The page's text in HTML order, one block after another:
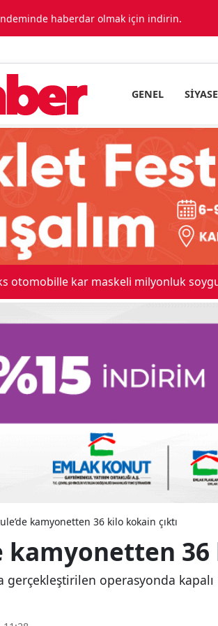
haberdar olmak için indirin.
GENEL
otomobille kar maskeli milyonluk
kamyonetten 36 kilo kokain çıktı
kamyonetten
gerçekleştirilen operasyonda